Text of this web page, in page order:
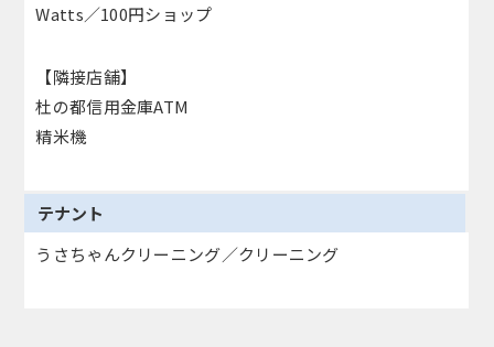
Watts／100円ショップ
【隣接店舗】
杜の都信用金庫ATM
精米機
テナント
うさちゃんクリーニング／クリーニング